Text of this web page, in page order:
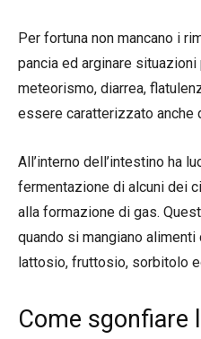
Per fortuna non mancano i
pancia ed arginare
meteorismo, diarrea,
essere caratterizzato anche
All’interno dell’intestino ha
fermentazione di alcuni dei
alla formazione di gas.
quando si mangiano
lattosio, fruttosio, sorbitolo
Come sgonfiare